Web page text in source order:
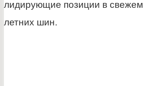
лидирующие позиции в свежем
летних шин.